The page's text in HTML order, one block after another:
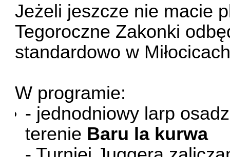
Jeżeli jeszcze nie macie
Tegoroczne Zakonki
standardowo w
W programie:
- jednodniowy larp
terenie Baru la kurwa